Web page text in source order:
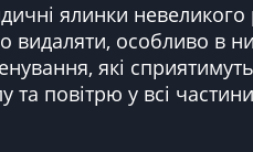
ялинки
видаляти, особливо в
які
та повітрю у всі